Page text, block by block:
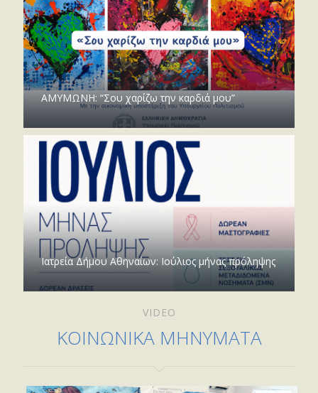
ΑΜΥΜΩΝΗ: “Σου χαρίζω την καρδιά μου”
Ιατρεία Δήμου Αθηναίων: Ιούλιος μήνας πρόληψης
VIDEO
ΚΟΙΝΩΝΙΚΑ ΜΗΝΥΜΑΤΑ